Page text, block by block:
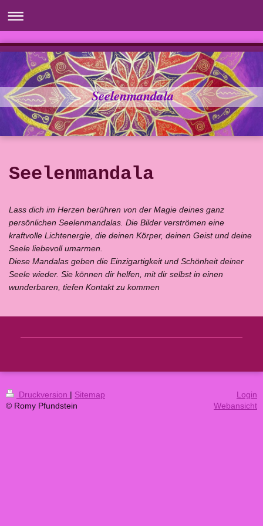
Seelenmandala
Seelenmandala
Lass dich im Herzen berühren von der Magie deines ganz
persönlichen Seelenmandalas. Die Bilder verströmen eine
kraftvolle Lichtenergie, die deinen Körper, deinen Geist und deine
Seele liebevoll umarmen.
Diese Mandalas geben die Einzigartigkeit und Schönheit deiner
Seele wieder. Sie können dir helfen, mit dir selbst in einen
wunderbaren, tiefen Kontakt zu kommen
Druckversion | Sitemap
© Romy Pfundstein
Login
Webansicht